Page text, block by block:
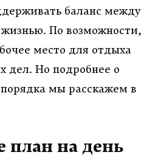
баланс между
По возможности,
место для отдыха
дел. Но подробнее о
мы расскажем в
план на день